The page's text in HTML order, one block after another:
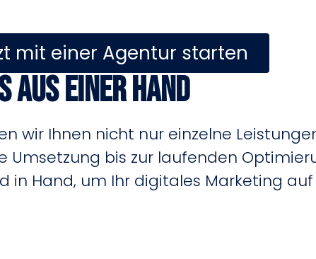
mit einer Agentur starten
einer Hand
wir Ihnen nicht nur einzelne
bis zur laufenden
in Hand, um Ihr digitales Marketing